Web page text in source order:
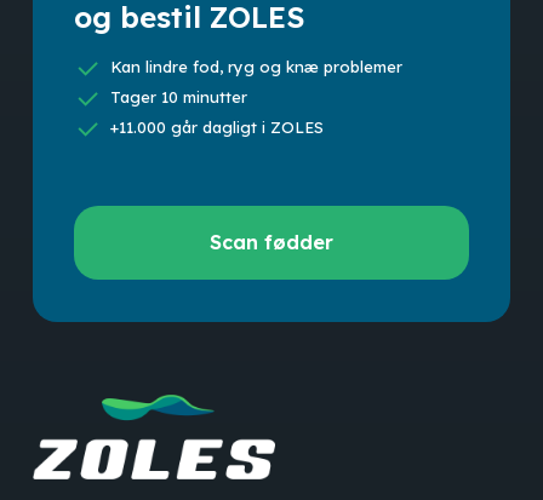
og bestil ZOLES
Kan lindre fod, ryg og knæ problemer
Tager 10 minutter
+11.000 går dagligt i ZOLES
fødder
Scan fødder